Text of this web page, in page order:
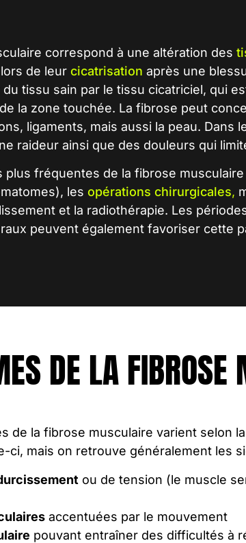
correspond à une altération des
de leur cicatrisation après une
tissu sain par le tissu cicatriciel, qui
la zone touchée. La fibrose peut
ligaments, mais aussi la peau. Dans
raideur ainsi que des douleurs qui
plus fréquentes de la fibrose musculaire
les opérations chirurgicales,
et la radiothérapie. Les
peuvent également favoriser cette
DE LA
de la fibrose musculaire varient selon
ci, mais on retrouve généralement les
ou de tension (le muscle
accentuées par le mouvement
pouvant entraîner des difficultés à